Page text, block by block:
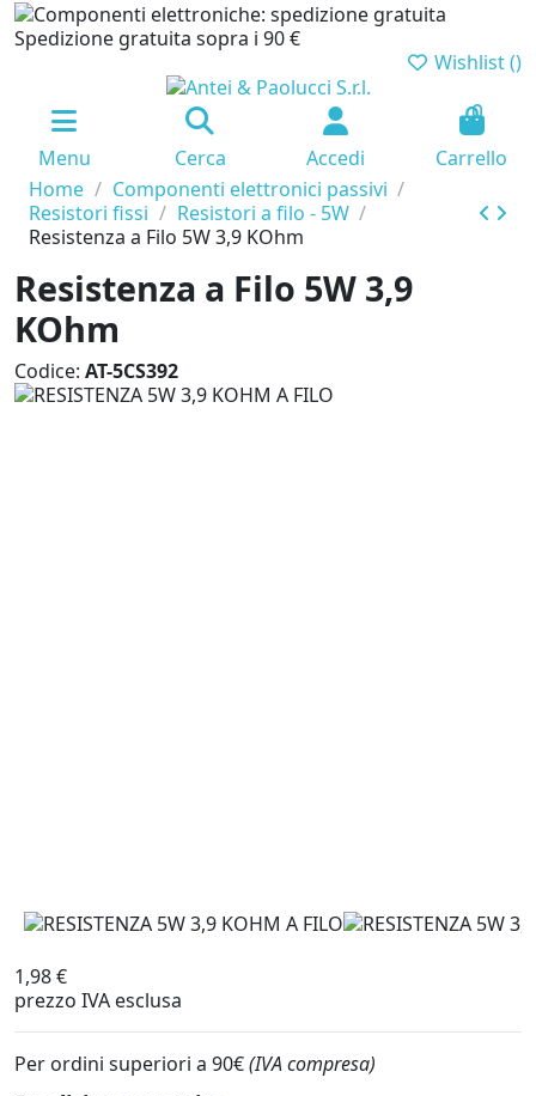
Spedizione gratuita sopra i 90 €
Wishlist ()
Menu Cerca Accedi
0
Carrello
Home
Componenti elettronici passivi
Resistori fissi
Resistori a filo - 5W
Resistenza a Filo 5W 3,9 KOhm
Resistenza a Filo 5W 3,9
KOhm
Codice: AT-5CS392
1,98 €
prezzo IVA esclusa
Per ordini superiori a 90€(IVA compresa)